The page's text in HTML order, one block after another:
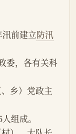
汛前建立
防汛
委，各有关科
乡）党政主
组成。